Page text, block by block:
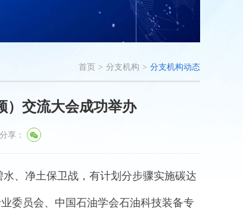
首页 > 分支机构 > 分支机构动态
）交流大会成功举办
分享：
、净土保卫战，有计划分步骤实施碳达
委员会、中国石油学会石油科技装备专